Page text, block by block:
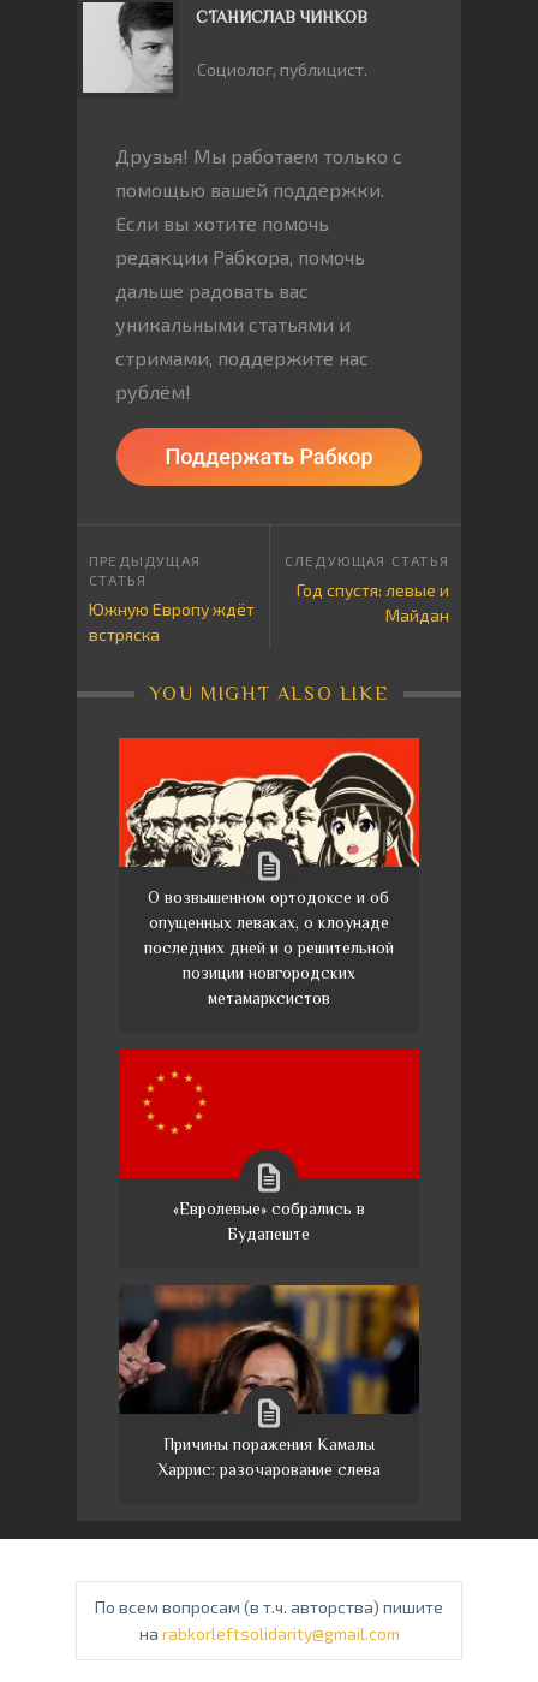
СТАНИСЛАВ ЧИНКОВ
Социолог, публицист.
Друзья! Мы работаем только с
помощью вашей поддержки.
Если вы хотите помочь
редакции Рабкора, помочь
дальше радовать вас
уникальными статьями и
стримами, поддержите нас
рублём!
Южную Европу ждёт
встряска
Год спустя: левые и
Майдан
YOU MIGHT ALSO LIKE
О возвышенном ортодоксе и об
опущенных леваках, о клоунаде
последних дней и о решительной
позиции новгородских
метамарксистов
«Евролевые» собрались в
Будапеште
Причины поражения Камалы
Харрис: разочарование слева
По всем вопросам (в т.ч. авторства) пишите
на rabkorleftsolidarity@gmail.com